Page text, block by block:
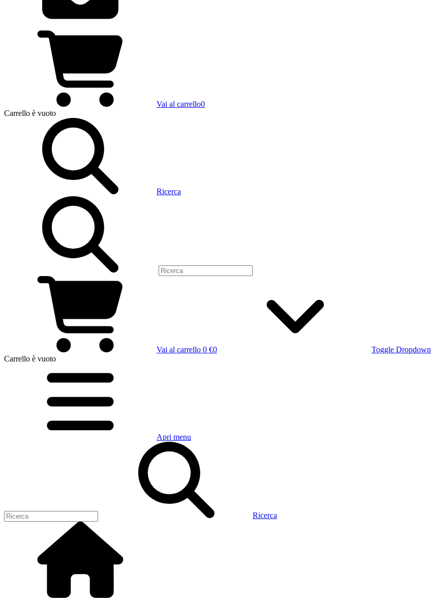
Vai al carrello0
Carrello è vuoto
Ricerca
Vai al carrello 0 €0
Toggle Dropdown
Carrello è vuoto
Apri menu
Ricerca